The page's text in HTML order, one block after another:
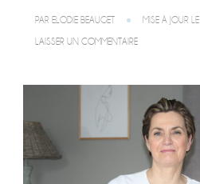
PAR ELODIE BEAUGET MISE À JOUR LE
LAISSER UN COMMENTAIRESUR
VOUS
LE
MASSAGE
POLYNÉSIEN
COQUILLAGE